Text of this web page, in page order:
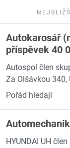
NEJBLIŽŠÍ
Autokarosář
příspěvek 40
Autospol člen
Za Olšávkou 340,
Pořád hledají
HYUNDAI UH